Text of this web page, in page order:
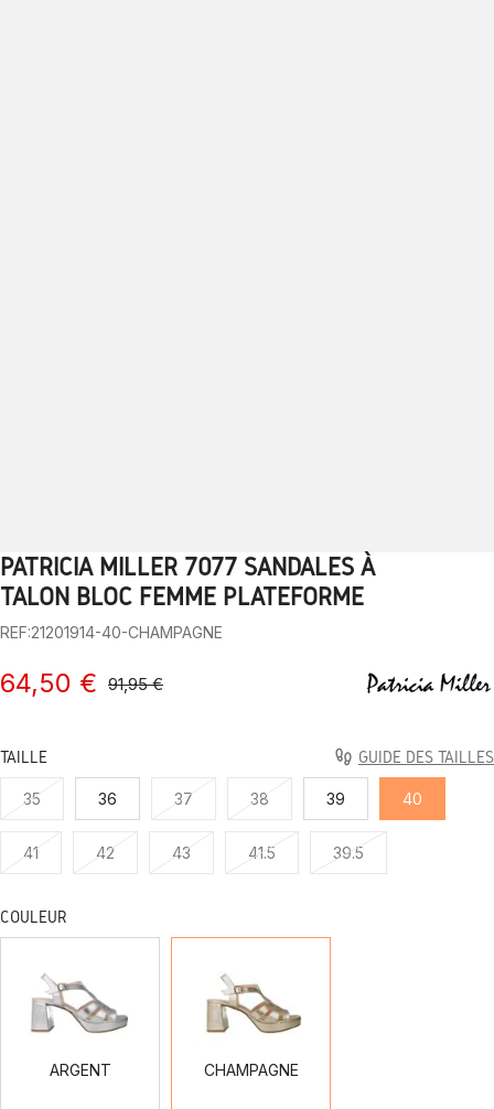
1 2 3 4 5 6 7 8
PATRICIA MILLER 7077 SANDALES À
TALON BLOC FEMME PLATEFORME
REF:21201914-40-CHAMPAGNE
64,50 € 91,95 €
TAILLE GUIDE DES TAILLES
35 36 37 38 39 40
41 42 43 41.5 39.5
COULEUR
ARGENT CHAMPAGNE